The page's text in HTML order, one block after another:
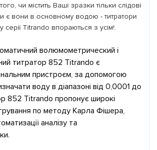
чи містить Ваші зразки тільки слідові
є вони в основному водою - титратори
Titrando впораються з усім!.
волюмометрический і
титратор 852 Titrando є
пристроєм, за допомогою
воду в діапазоні від 0,0001 до
852 Titrando пропонує широкі
по методу Карла Фішера,
аналізу та